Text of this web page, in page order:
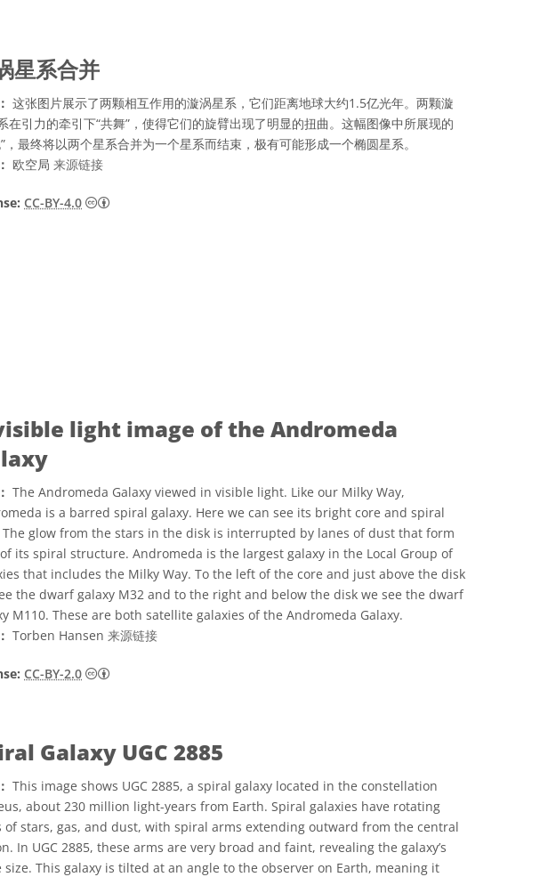
星系合并
这张图片展示了两颗相互作用的漩涡星系，它们距离地球大约1.5亿光年。两颗漩
在引力的牵引下“共舞”，使得它们的旋臂出现了明显的扭曲。这幅图像中所展现的
，最终将以两个星系合并为一个星系而结束，极有可能形成一个椭圆星系。
欧空局 来源链接
CC-BY-4.0 知识共享许可协议 署名 4.0 国际 (CC BY 4.0) 图标
light image of the Andromeda
The Andromeda Galaxy viewed in visible light. Like our Milky Way,
is a barred spiral galaxy. Here we can see its bright core and spiral
The glow from the stars in the disk is interrupted by lanes of dust that form
its spiral structure. Andromeda is the largest galaxy in the Local Group of
that includes the Milky Way. To the left of the core and just above the disk
the dwarf galaxy M32 and to the right and below the disk we see the dwarf
M110. These are both satellite galaxies of the Andromeda Galaxy.
Torben Hansen 来源链接
CC-BY-2.0 知识共享许可协议 Attribution 2.0 Generic 图标
Galaxy UGC 2885
This image shows UGC 2885, a spiral galaxy located in the constellation
about 230 million light-years from Earth. Spiral galaxies have rotating
of stars, gas, and dust, with spiral arms extending outward from the central
In UGC 2885, these arms are very broad and faint, revealing the galaxy’s
size. This galaxy is tilted at an angle to the observer on Earth, meaning it